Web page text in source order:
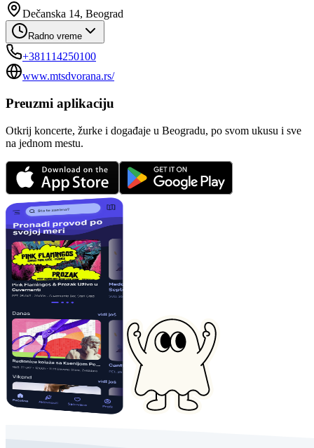
Dečanska 14, Beograd
Radno vreme
+381114250100
www.mtsdvorana.rs/
Preuzmi aplikaciju
Otkrij koncerte, žurke i događaje u Beogradu, po svom ukusu i sve
na jednom mestu.